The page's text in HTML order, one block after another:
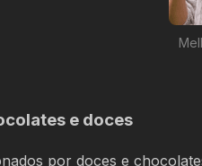
e doces
por doces e